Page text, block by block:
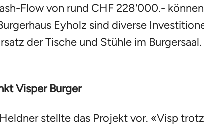
Flow von rund CHF 228'000.-
Eyholz sind diverse
der Tische und Stühle im Burgersaal.
Visper Burger
stellte das Projekt vor. «Visp